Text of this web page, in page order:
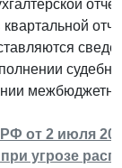
от 2 июля
угрозе